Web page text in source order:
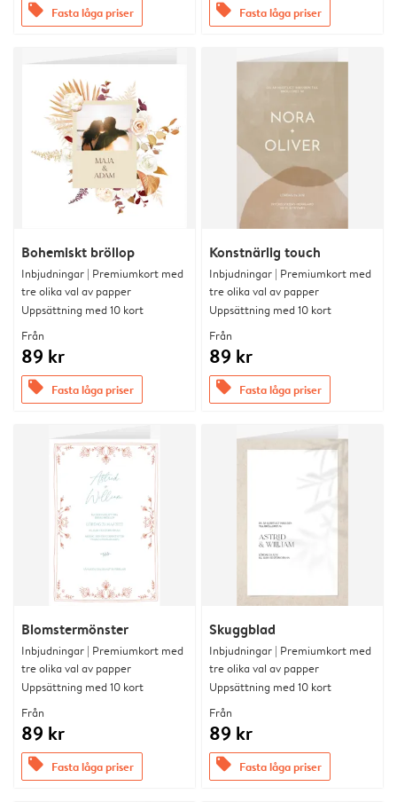
offers Fasta låga priser offers Fasta låga priser
Bohemiskt bröllop
Inbjudningar | Premiumkort med
tre olika val av papper
Uppsättning med 10 kort
Från
89 kr
offers Fasta låga priser
Konstnärlig touch
Inbjudningar | Premiumkort med
tre olika val av papper
Uppsättning med 10 kort
Från
89 kr
offers Fasta låga priser
Blomstermönster
Inbjudningar | Premiumkort med
tre olika val av papper
Uppsättning med 10 kort
Från
89 kr
offers Fasta låga priser
Skuggblad
Inbjudningar | Premiumkort med
tre olika val av papper
Uppsättning med 10 kort
Från
89 kr
offers Fasta låga priser